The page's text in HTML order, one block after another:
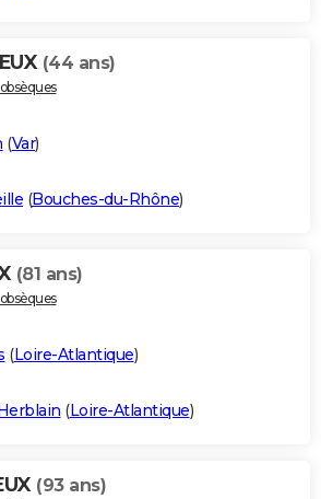
(44 ans)
(Var)
(Bouches-du-Rhône)
(81 ans)
(Loire-Atlantique)
(Loire-Atlantique)
(93 ans)